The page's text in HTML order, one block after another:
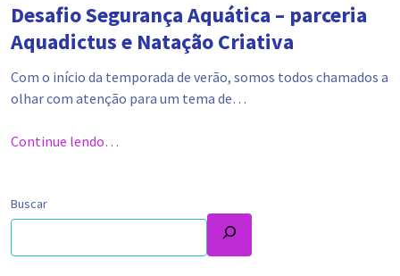
Desafio Segurança Aquática – parceria
Aquadictus e Natação Criativa
Com o início da temporada de verão, somos todos chamados a
olhar com atenção para um tema de…
Continue lendo…
Buscar